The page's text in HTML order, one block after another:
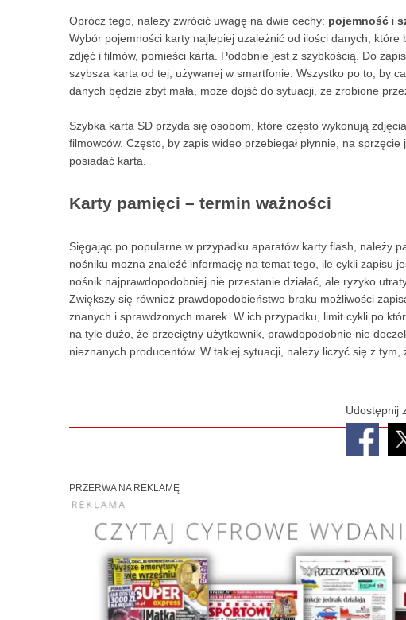
Oprócz tego, należy zwrócić uwagę na dwie cechy: pojemność i
Wybór pojemności karty najlepiej uzależnić od ilości danych,
zdjęć i filmów, pomieści karta. Podobnie jest z szybkością. Do
szybsza karta od tej, używanej w smartfonie. Wszystko po to, by
danych będzie zbyt mała, może dojść do sytuacji, że zrobione
Szybka karta SD przyda się osobom, które często wykonują
filmowców. Często, by zapis wideo przebiegał płynnie, na
posiadać karta.
Karty pamięci – termin ważności
Sięgając po popularne w przypadku aparatów karty flash, należy
nośniku można znaleźć informację na temat tego, ile cykli zapisu
nośnik najprawdopodobniej nie przestanie działać, ale ryzyko
Zwiększy się również prawdopodobieństwo braku możliwości
znanych i sprawdzonych marek. W ich przypadku, limit cykli po
na tyle dużo, że przeciętny użytkownik, prawdopodobnie nie
nieznanych producentów. W takiej sytuacji, należy liczyć się z
Udostępnij
PRZERWA NA REKLAMĘ